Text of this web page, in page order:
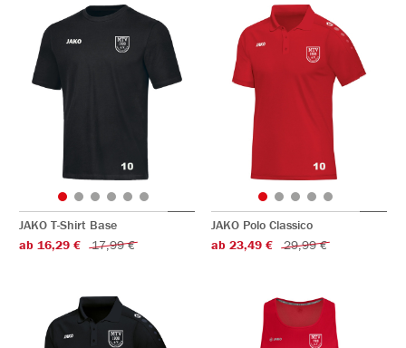
JAKO T-Shirt Base
ab 16,29 €
17,99 €
JAKO Polo Classico
ab 23,49 €
29,99 €